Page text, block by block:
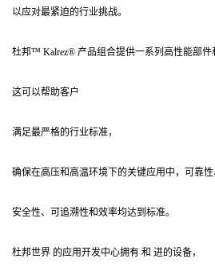
以应对最紧迫的行业挑战。
杜邦™ Kalrez® 产品组合提供一系列高性能部件
这可以帮助客户
满足最严格的行业标准，
确保在高压和高温环境下的关键应用中，可靠性
安全性、可追溯性和效率均达到标准。
杜邦世界 的应用开发中心拥有 和 进的设备，